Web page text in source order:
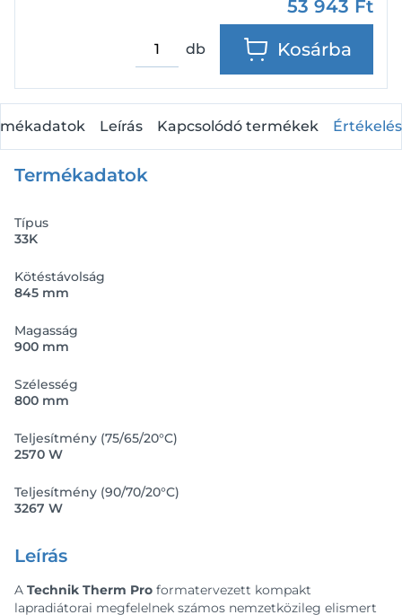
53 943 Ft
db Kosárba
Leírás Kapcsolódó termékek Értékelés
Termékadatok
Típus
33K
Kötéstávolság
845 mm
Magasság
900 mm
Szélesség
800 mm
Teljesítmény (75/65/20°C)
2570 W
Teljesítmény (90/70/20°C)
3267 W
Leírás
A Technik Therm Pro formatervezett kompakt
lapradiátorai megfelelnek számos nemzetközileg elismert